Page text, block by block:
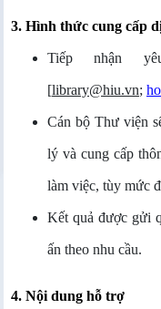
3. Hình thức cung cấp
Tiếp nhận
[library@hiu.vn;
Cán bộ Thư viện
lý và cung cấp
làm việc, tùy mức
Kết quả được gửi
ấn theo nhu cầu.
4. Nội dung hỗ trợ